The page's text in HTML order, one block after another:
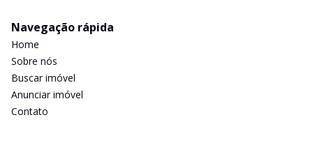
Navegação rápida
Home
Sobre nós
Buscar imóvel
Anunciar imóvel
Contato